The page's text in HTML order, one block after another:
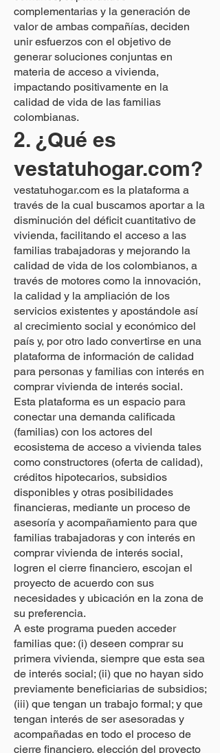
complementarias y la generación de
valor de ambas compañías, deciden
unir esfuerzos con el objetivo de
generar soluciones conjuntas en
materia de acceso a vivienda,
impactando positivamente en la
calidad de vida de las familias
colombianas.
2. ¿Qué es
vestatuhogar.com?
vestatuhogar.com es la plataforma a
través de la cual buscamos aportar a la
disminución del déficit cuantitativo de
vivienda, facilitando el acceso a las
familias trabajadoras y mejorando la
calidad de vida de los colombianos, a
través de motores como la innovación,
la calidad y la ampliación de los
servicios existentes y apostándole así
al crecimiento social y económico del
país y, por otro lado convertirse en una
plataforma de información de calidad
para personas y familias con interés en
comprar vivienda de interés social.
Esta plataforma es un espacio para
conectar una demanda calificada
(familias) con los actores del
ecosistema de acceso a vivienda tales
como constructores (oferta de calidad),
créditos hipotecarios, subsidios
disponibles y otras posibilidades
financieras, mediante un proceso de
asesoría y acompañamiento para que
familias trabajadoras y con interés en
comprar vivienda de interés social,
logren el cierre financiero, escojan el
proyecto de acuerdo con sus
necesidades y ubicación en la zona de
su preferencia.
A este programa pueden acceder
familias que: (i) deseen comprar su
primera vivienda, siempre que esta sea
de interés social; (ii) que no hayan sido
previamente beneficiarias de subsidios;
(iii) que tengan un trabajo formal; y que
tengan interés de ser asesoradas y
acompañadas en todo el proceso de
cierre financiero, elección del proyecto